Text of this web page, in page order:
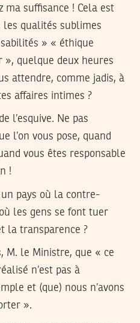
ma suffisance ! Cela est
les qualités sublimes
» « éthique
», quelque deux heures
attendre, comme jadis, à
affaires intimes ?
l’esquive. Ne pas
l’on vous pose, quand
vous êtes responsable
!
un pays où la contre-
les gens se font tuer
la transparence ?
M. le Ministre, que « ce
n’est pas à
et (que) nous n’avons
».